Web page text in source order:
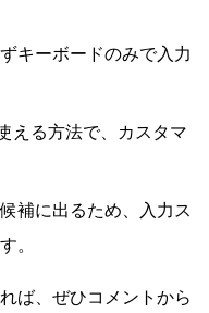
キーボードのみで入力
える方法で、カスタマ
補に出るため、入力ス
。
ば、ぜひコメントから